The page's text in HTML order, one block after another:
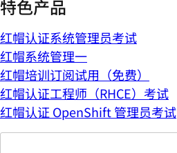
特色产品
红帽认证系统管理员考试
红帽系统管理一
红帽培训订阅试用（免费）
红帽认证工程师（RHCE）考试
红帽认证 OpenShift 管理员考试